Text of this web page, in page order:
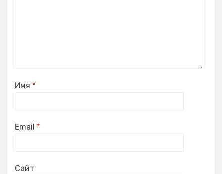
Имя *
Email *
Сайт